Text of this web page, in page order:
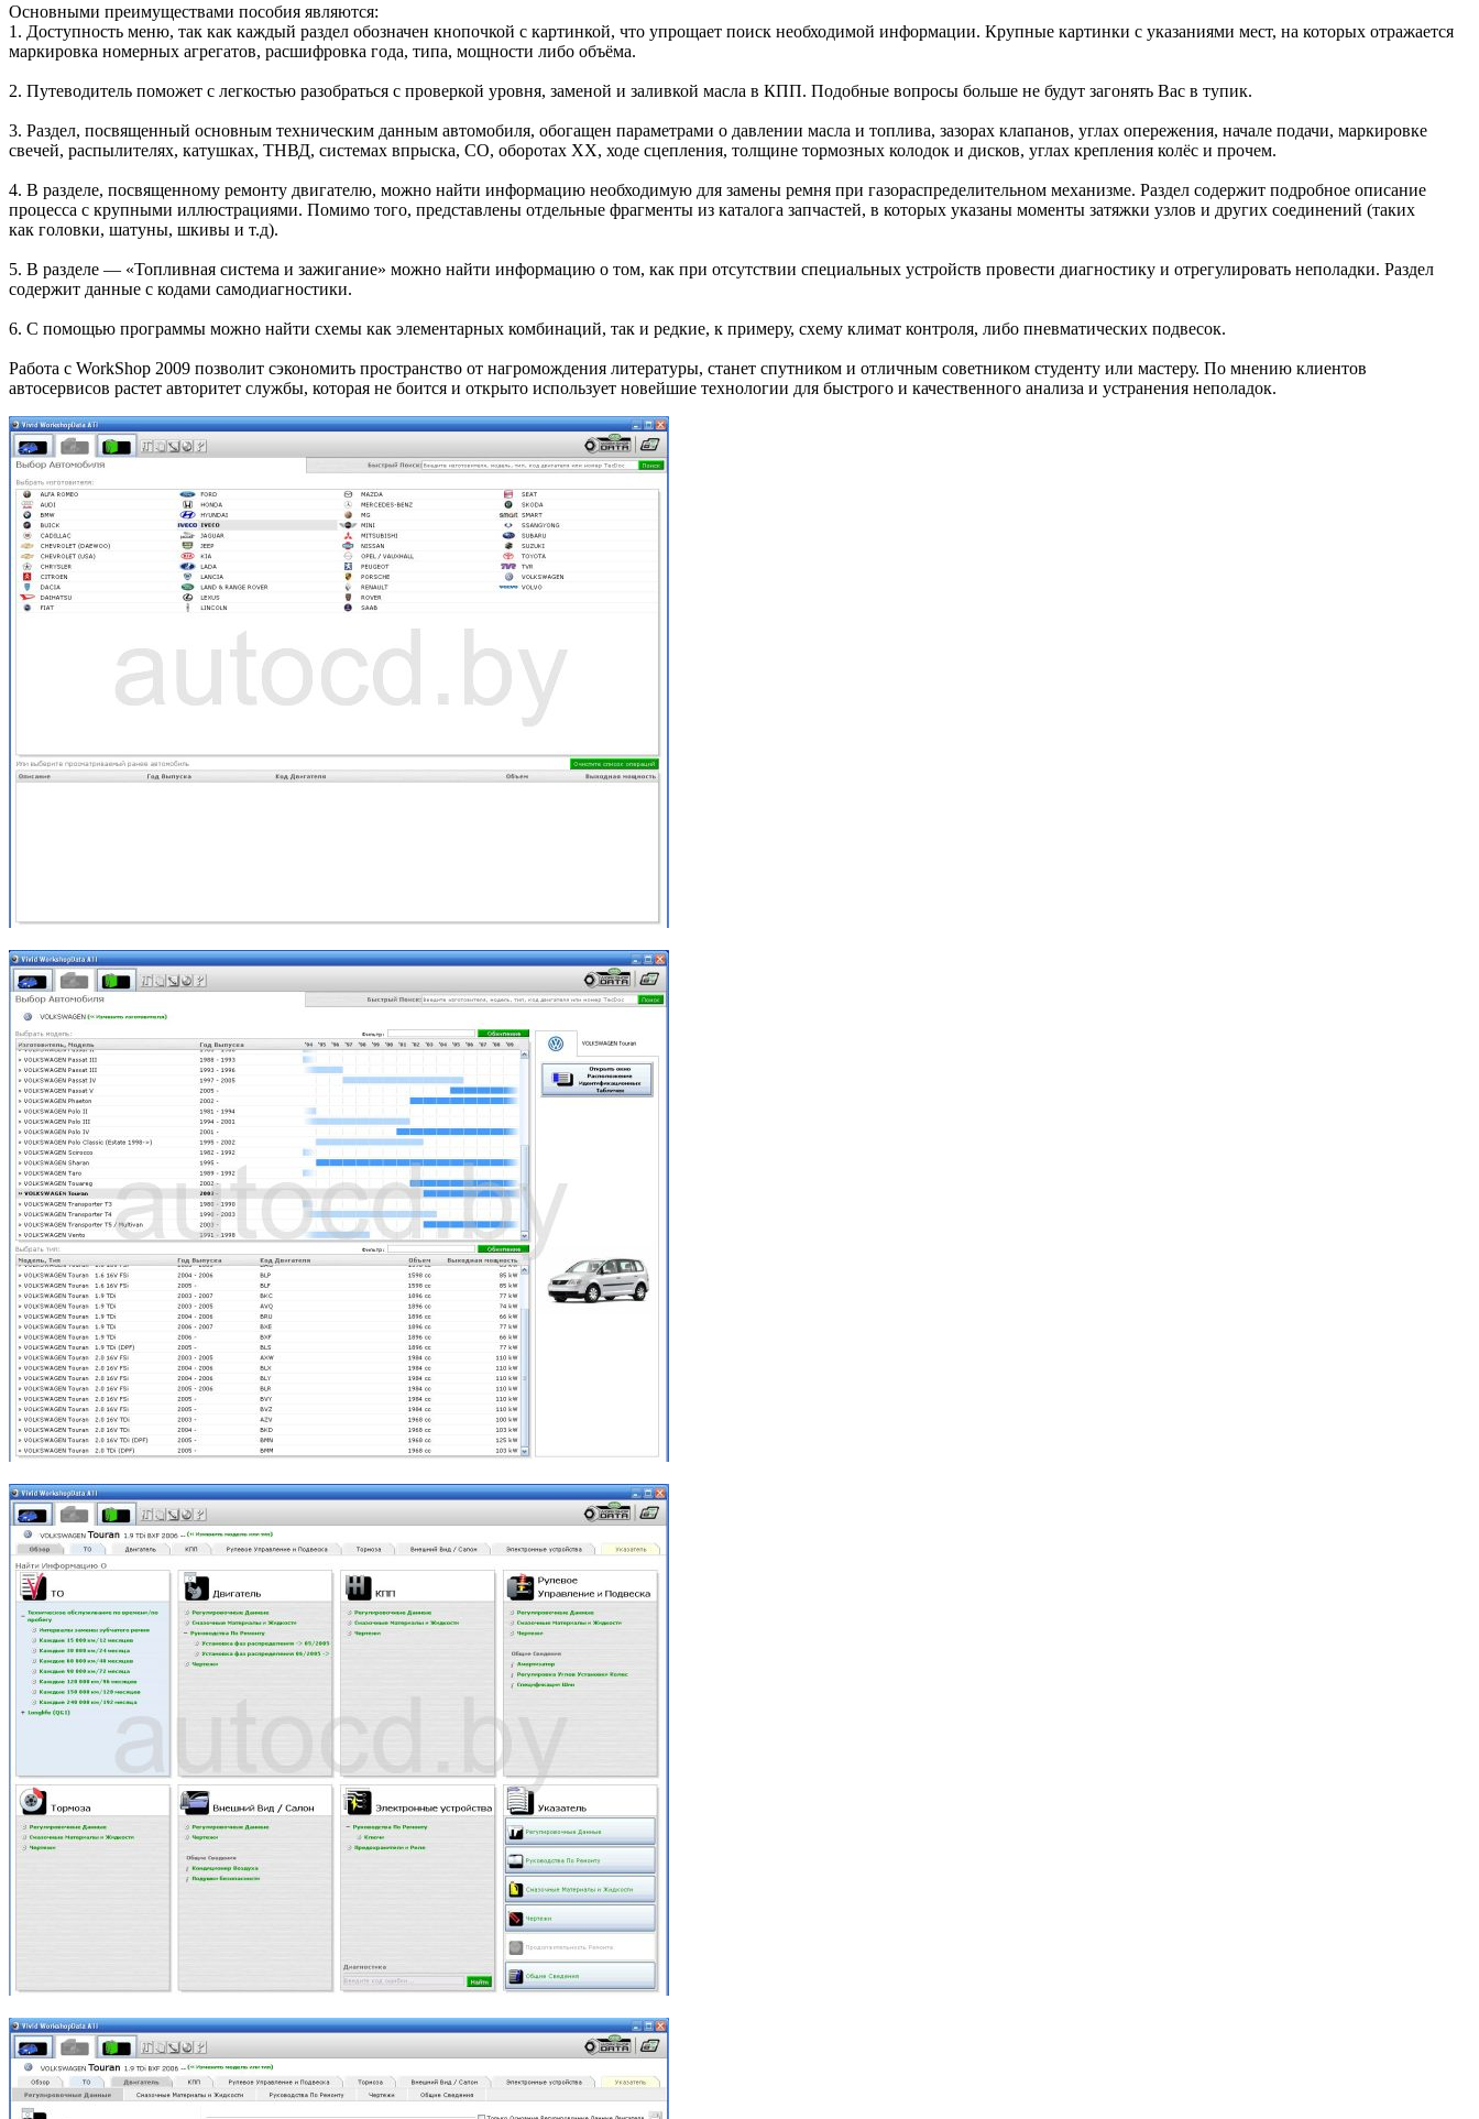
Основными преимуществами пособия являются:
1. Доступность меню, так как каждый раздел обозначен кнопочкой с картинкой, что упрощает поиск необходимой информации. Крупные картинки с указаниями мест, на которых отражается
маркировка номерных агрегатов, расшифровка года, типа, мощности либо объёма.
2. Путеводитель поможет с легкостью разобраться с проверкой уровня, заменой и заливкой масла в КПП. Подобные вопросы больше не будут загонять Вас в тупик.
3. Раздел, посвященный основным техническим данным автомобиля, обогащен параметрами о давлении масла и топлива, зазорах клапанов, углах опережения, начале подачи, маркировке
свечей, распылителях, катушках, ТНВД, системах впрыска, СО, оборотах ХХ, ходе сцепления, толщине тормозных колодок и дисков, углах крепления колёс и прочем.
4. В разделе, посвященному ремонту двигателю, можно найти информацию необходимую для замены ремня при газораспределительном механизме. Раздел содержит подробное описание
процесса с крупными иллюстрациями. Помимо того, представлены отдельные фрагменты из каталога запчастей, в которых указаны моменты затяжки узлов и других соединений (таких
как головки, шатуны, шкивы и т.д).
5. В разделе — «Топливная система и зажигание» можно найти информацию о том, как при отсутствии специальных устройств провести диагностику и отрегулировать неполадки. Раздел
содержит данные с кодами самодиагностики.
6. С помощью программы можно найти схемы как элементарных комбинаций, так и редкие, к примеру, схему климат контроля, либо пневматических подвесок.
Работа с WorkShop 2009 позволит сэкономить пространство от нагромождения литературы, станет спутником и отличным советником студенту или мастеру. По мнению клиентов
автосервисов растет авторитет службы, которая не боится и открыто использует новейшие технологии для быстрого и качественного анализа и устранения неполадок.